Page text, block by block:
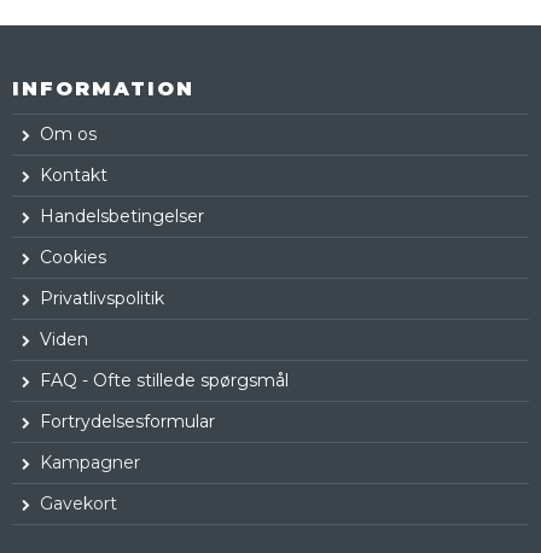
INFORMATION
Om os
Kontakt
Handelsbetingelser
Cookies
Privatlivspolitik
Viden
FAQ - Ofte stillede spørgsmål
Fortrydelsesformular
Kampagner
Gavekort